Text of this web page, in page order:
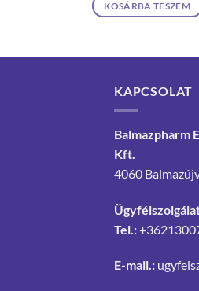
KOSÁRBA TESZEM
KAPCSOLAT
Balmazpharm
Kft.
4060
Tel.:
E-mail.: